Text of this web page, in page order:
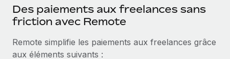
Phiture, un leader notable du conseil en matière de
croissance mobile internationale, encourage les...
En savoir plus
Des paiements aux freelances sans
friction avec Remote
Remote simplifie les paiements aux freelances grâce
aux éléments suivants :